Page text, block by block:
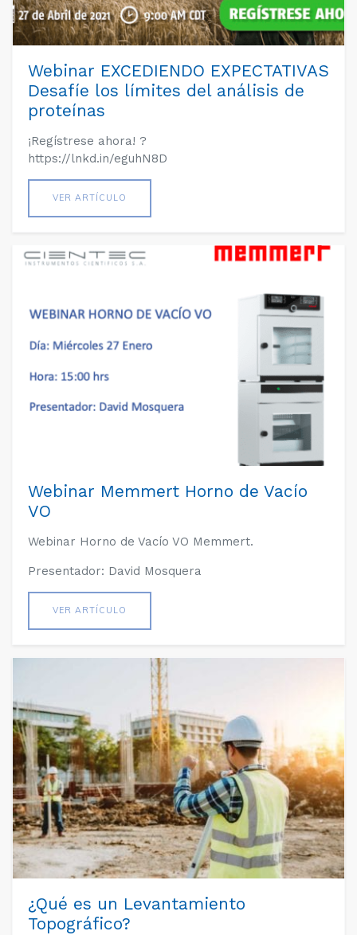
Webinar EXCEDIENDO EXPECTATIVAS
Desafíe los límites del análisis de
proteínas
¡Regístrese ahora! ?
https://lnkd.in/eguhN8D
VER ARTÍCULO
Webinar Memmert Horno de Vacío
VO
Webinar Horno de Vacío VO Memmert.
Presentador: David Mosquera
VER ARTÍCULO
¿Qué es un Levantamiento
Topográfico?